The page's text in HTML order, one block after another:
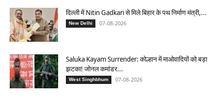
दिल्ली में Nitin Gadkari से मिले बिहार के पथ निर्माण मंत्री,...
New Delhi 07-08-2026
Saluka Kayam Surrender: कोल्हान में माओवादियों को बड़ा
झटका! जोनल कमांडर...
West Singhbhum 07-08-2026